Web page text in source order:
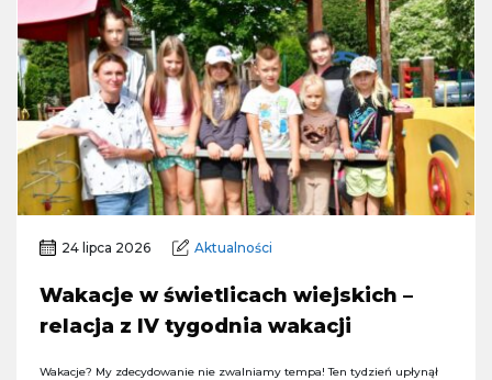
24 lipca 2026 Aktualności
Wakacje w świetlicach wiejskich –
relacja z IV tygodnia wakacji
Wakacje? My zdecydowanie nie zwalniamy tempa! Ten tydzień upłynął